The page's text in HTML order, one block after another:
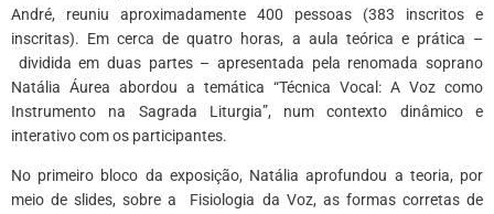
André, reuniu aproximadamente 400 pessoas (383 inscritos e
inscritas). Em cerca de quatro horas, a aula teórica e prática –
dividida em duas partes – apresentada pela renomada soprano
Natália Áurea abordou a temática “Técnica Vocal: A Voz como
Instrumento na Sagrada Liturgia”, num contexto dinâmico e
interativo com os participantes.
No primeiro bloco da exposição, Natália aprofundou a teoria, por
meio de slides, sobre a Fisiologia da Voz, as formas corretas de